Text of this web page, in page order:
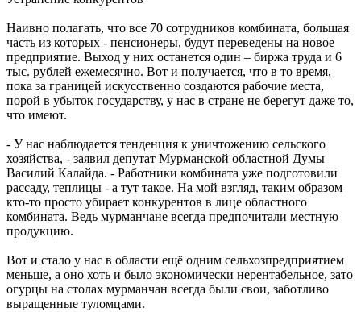
Наивно полагать, что все 70 сотрудников комбината, большая
часть из которых - пенсионеры, будут переведены на новое
предприятие. Выход у них останется один – биржа труда и 6
тыс. рублей ежемесячно. Вот и получается, что в то время,
пока за границей искусственно создаются рабочие места,
порой в убыток государству, у нас в стране не берегут даже то,
что имеют.
- У нас наблюдается тенденция к уничтожению сельского
хозяйства, - заявил депутат Мурманской областной Думы
Василий Калайда. - Работники комбината уже подготовили
рассаду, теплицы - а тут такое. На мой взгляд, таким образом
кто-то просто убирает конкурентов в лице областного
комбината. Ведь мурманчане всегда предпочитали местную
продукцию.
Вот и стало у нас в области ещё одним сельхозпредприятием
меньше, а оно хоть и было экономически нерентабельное, зато
огурцы на столах мурманчан всегда были свои, заботливо
выращенные туломцами.